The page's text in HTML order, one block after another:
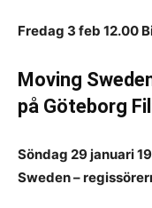
Fredag 3 feb 12.00
Moving
på Göteborg
Söndag 29 januari
Sweden –